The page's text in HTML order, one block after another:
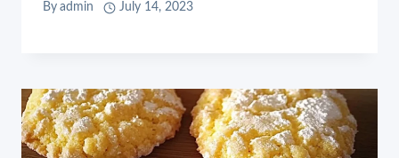
By admin July 14, 2023